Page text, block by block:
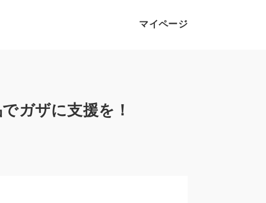
マイページ
ガザに支援を！